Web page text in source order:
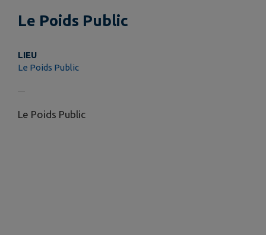
Le Poids Public
LIEU
Le Poids Public
Le Poids Public